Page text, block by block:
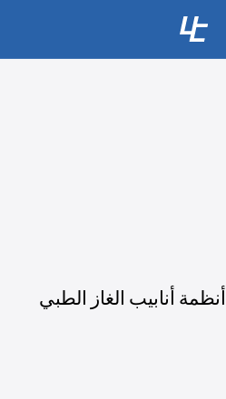
أنظمة أنابيب الغاز الطبي